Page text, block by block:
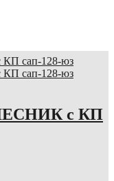
с КП